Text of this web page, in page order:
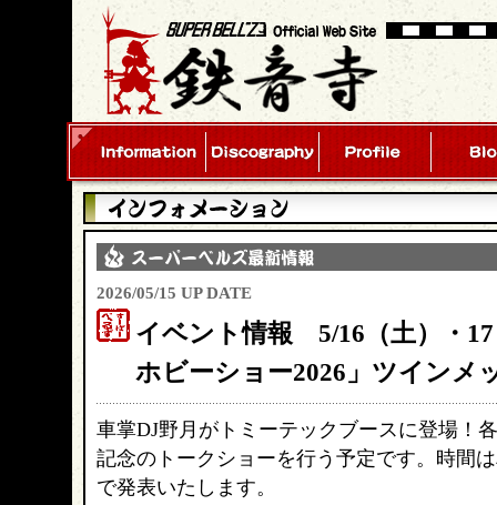
2026/05/15 UP DATE
イベント情報 5/16（土）・17
ホビーショー2026」ツインメ
車掌DJ野月がトミーテックブースに登場！
記念のトークショーを行う予定です。時間
で発表いたします。